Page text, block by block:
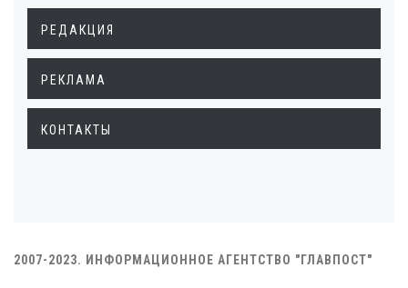
РЕДАКЦИЯ
РЕКЛАМА
КОНТАКТЫ
2007-2023. ИНФОРМАЦИОННОЕ АГЕНТСТВО "ГЛАВПОСТ"